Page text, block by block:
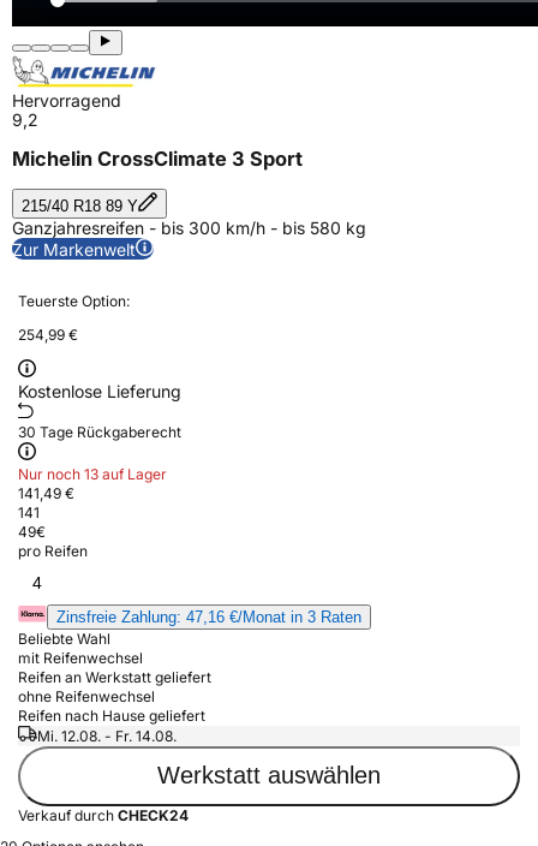
Hervorragend
9,2
Michelin CrossClimate 3 Sport
215/40 R18 89 Y
Ganzjahresreifen - bis 300 km/h - bis 580 kg
Zur Markenwelt
Teuerste Option:
254,99 €
Kostenlose Lieferung
30 Tage Rückgaberecht
Nur noch 13 auf Lager
141,49 €
141
49€
pro Reifen
4
Zinsfreie Zahlung: 47,16 €/Monat in 3 Raten
Beliebte Wahl
mit Reifenwechsel
Reifen an Werkstatt geliefert
ohne Reifenwechsel
Reifen nach Hause geliefert
Mi. 12.08. - Fr. 14.08.
Werkstatt auswählen
Verkauf durch CHECK24